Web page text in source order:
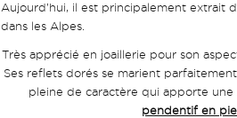
Aujourd’hui, il est principalement extrait
dans les Alpes.
Très apprécié en joaillerie pour son
Ses reflets dorés se marient parfaitement
pleine de caractère qui apporte
pendentif en